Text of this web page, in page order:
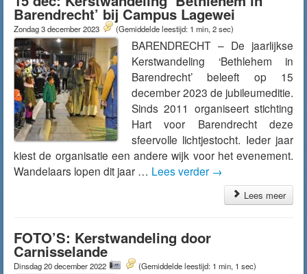
Barendrecht’ bij Campus Lagewei
Zondag 3 december 2023 (Gemiddelde leestijd: 1 min, 2 sec)
BARENDRECHT – De jaarlijkse
Kerstwandeling ‘Bethlehem in
Barendrecht’ beleeft op 15
december 2023 de jubileumeditie.
Sinds 2011 organiseert stichting
Hart voor Barendrecht deze
sfeervolle lichtjestocht. Ieder jaar
kiest de organisatie een andere wijk voor het evenement.
Wandelaars lopen dit jaar … Lees verder →
Lees meer
FOTO’S: Kerstwandeling door
Carnisselande
Dinsdag 20 december 2022 (Gemiddelde leestijd: 1 min, 1 sec)